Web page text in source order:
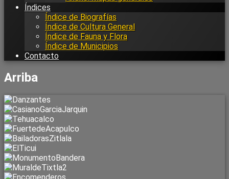
Índices
Índice de Biografías
Índice de Cultura General
Índice de Fauna y Flora
Índice de Municipios
Contacto
Arriba